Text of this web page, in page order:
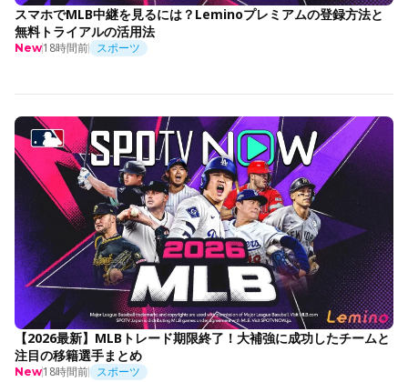
スマホでMLB中継を見るには？Leminoプレミアムの登録方法と
無料トライアルの活用法
New18時間前 スポーツ
【2026最新】MLBトレード期限終了！大補強に成功したチームと
注目の移籍選手まとめ
New18時間前 スポーツ